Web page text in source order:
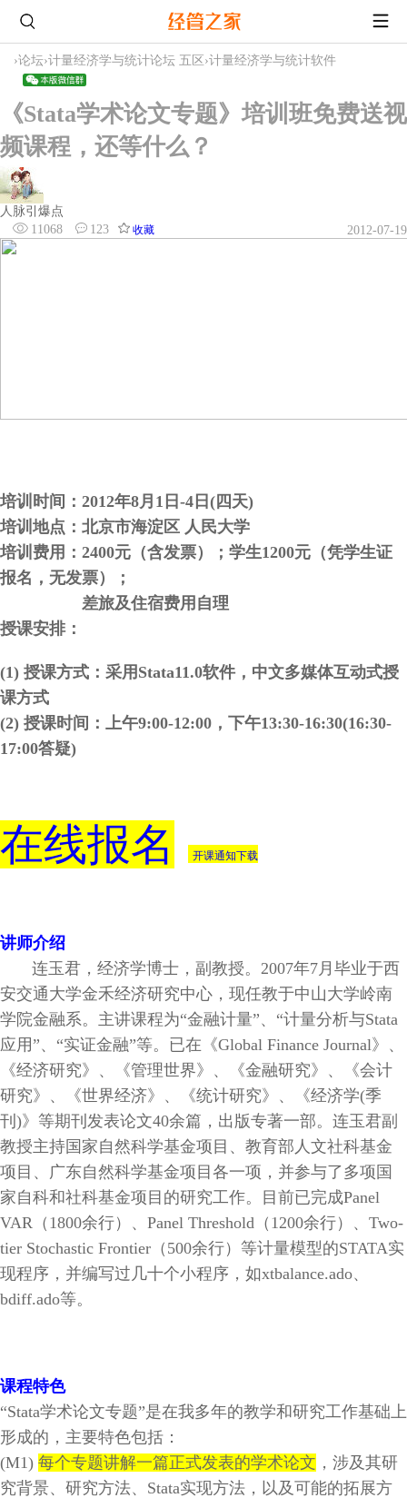
›论坛›计量经济学与统计论坛 五区 ›计量经济学与统计软件
《Stata学术论文专题》培训班免费送视
频课程，还等什么？
人脉引爆点
11068
123 收藏 2012-07-19
培训时间：2012年8月1 日-4 日( 四天)
培训地点：北京市海淀区 人民大学
培训费用：2400元（含发票）；学生1200元（凭学生证
报名，无发票）；
差旅及住宿费用自理
授课安排：
(1) 授课方式：采用Stata11.0软件，中文多媒体互动式授
课方式
(2) 授课时间：上午9:00-12:00 ，下午13:30-16:30(16:30-
17:00答疑)
在线报名 开课通知下载
讲师介绍
连玉君，经济学博士，副教授。 2007年7 月毕业于西
安交通大学金禾经济研究中心，现任教于中山大学岭南
学院金融系。主讲课程为“金融计量”、“计量分析与Stata
应用”、 “实证金融”等。已在《Global Finance Journal》、
《经济研究》、《管理世界》、《金融研究》、《会计
研究》、《世界经济》、《统计研究》、《经济学(季
刊 )》等期刊发表论文40余篇，出版专著一部。连玉君副
教授主持国家自然科学基金项目、教育部人文社科基金
项目、广东自然科学基金项目各一项，并参与了多项国
家自科和社科基金项目的研究工作。目前已完成Panel
VAR （ 1800余行）、 Panel Threshold （ 1200余行）、 Two-
tier Stochastic Frontier （ 500余行）等计量模型的STATA实
现程序，并编写过几十个小程序，如xtbalance.ado、
bdiff.ado等。
课程特色
“Stata学术论文专题”是在我多年的教学和研究工作基础上
形成的， 主要特色包括：
(M1) 每个专题讲解一篇正式发表的学术论文 ，涉及其研
究背景、研究方法、Stata实现方法，以及可能的拓展方